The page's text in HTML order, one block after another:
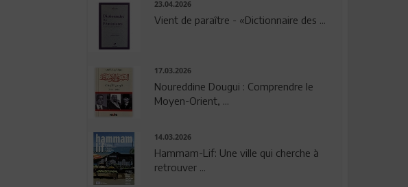
23.04.2026
Vient de paraître - «Dictionnaire des ...
17.03.2026
Noureddine Dougui : Comprendre le
Moyen-Orient, ...
14.03.2026
Hammam-Lif: Une ville qui cherche à
retrouver ...